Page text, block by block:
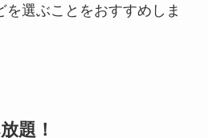
を選ぶことをおすすめしま
題！